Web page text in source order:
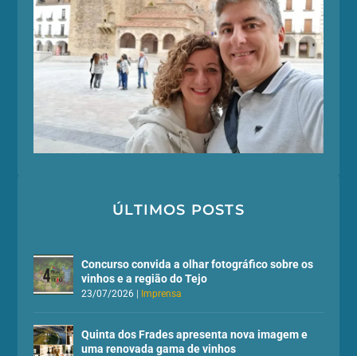
ÚLTIMOS POSTS
Concurso convida a olhar fotográfico sobre os
vinhos e a região do Tejo
23/07/2026 | Imprensa
Quinta dos Frades apresenta nova imagem e
uma renovada gama de vinhos